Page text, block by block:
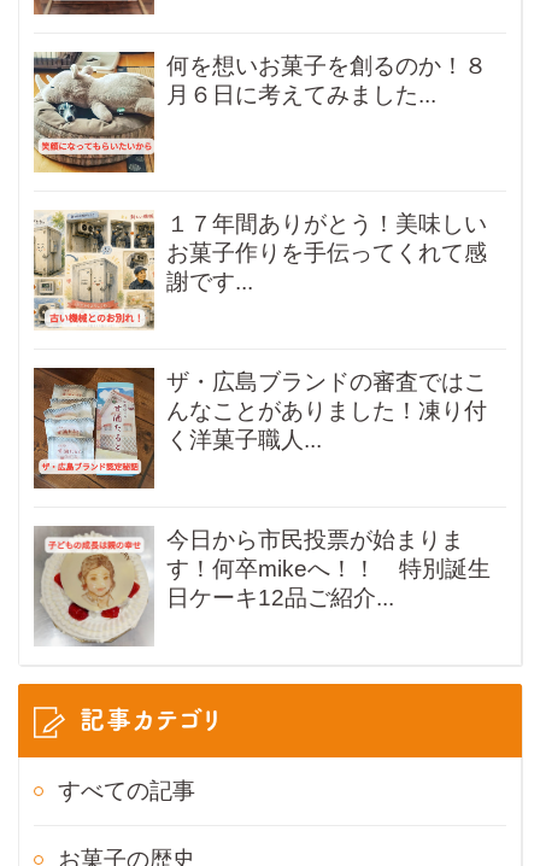
何を想いお菓子を創るのか！８
月６日に考えてみました...
１７年間ありがとう！美味しい
お菓子作りを手伝ってくれて感
謝です...
ザ・広島ブランドの審査ではこ
んなことがありました！凍り付
く洋菓子職人...
今日から市民投票が始まりま
す！何卒mikeへ！！ 特別誕生
日ケーキ12品ご紹介...
記事カテゴリ
すべての記事
お菓子の歴史